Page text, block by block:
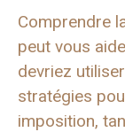
Comprendre
peut vous
devriez utiliser
stratégies
imposition,